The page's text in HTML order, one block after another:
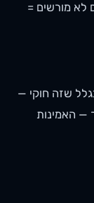
לא מורשים =
שזה חוקי —
— האמינות